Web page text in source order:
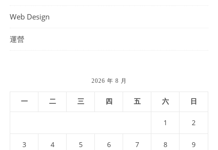
Web Design
運營
2026 年 8 月
一 二 三 四 五 六 日
1 2
3 4 5 6 7 8 9